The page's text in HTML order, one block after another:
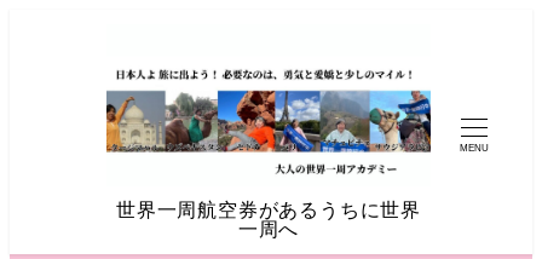
世界一周航空券があるうちに世界
一周へ
MENU